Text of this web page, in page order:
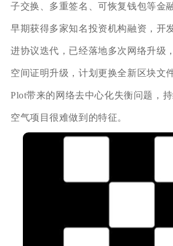
子交换、多重签名、可恢复钱包等金
早期获得多家知名投资机构融资，开
进协议迭代，已经落地多次网络升级
空间证明升级，计划更换全新区块文
Plot带来的网络去中心化失衡问题，
空气项目很难做到的特征。